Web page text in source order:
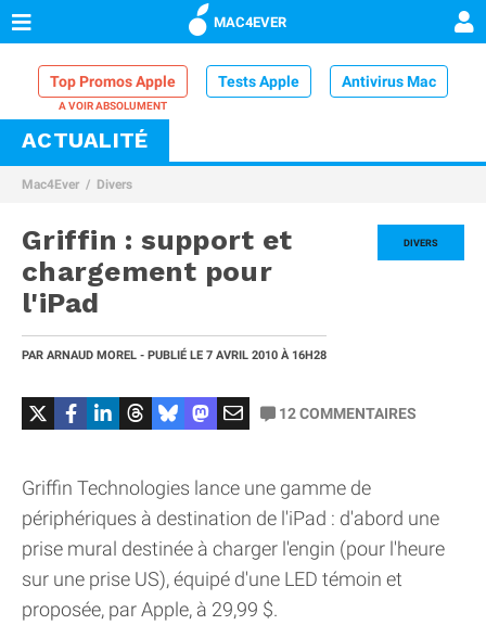
MAC4EVER
Top Promos Apple Tests Apple Antivirus Mac
VPN Mac
Comparatif iPhone
ACTUALITÉ
Mac4Ever Divers
DIVERS
Griffin : support et
chargement pour
l'iPad
PAR ARNAUD MOREL - PUBLIÉ LE 7 AVRIL 2010 À 16H28
12COMMENTAIRES
Griffin Technologies lance une gamme de
périphériques à destination de l'iPad : d'abord une
prise mural destinée à charger l'engin (pour l'heure
sur une prise US), équipé d'une LED témoin et
proposée, par Apple, à 29,99 $.